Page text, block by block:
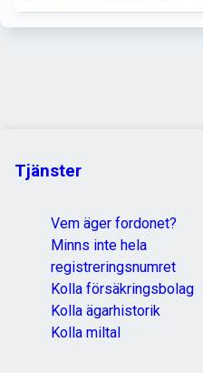
Tjänster
Vem äger fordonet?
Minns inte hela
registreringsnumret
Kolla försäkringsbolag
Kolla ägarhistorik
Kolla miltal